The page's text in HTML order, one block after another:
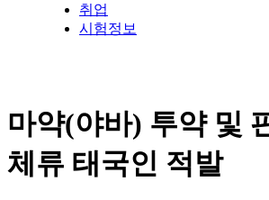
취업
시험정보
마약(야바) 투약 및
체류 태국인 적발